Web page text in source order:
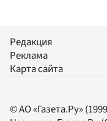
Редакция
Реклама
Карта сайта
© АО «Газета.Ру»